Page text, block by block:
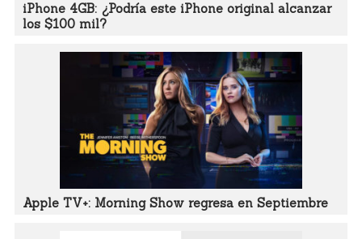
iPhone 4GB: ¿Podría este iPhone original alcanzar
los $100 mil?
Apple TV+: Morning Show regresa en Septiembre